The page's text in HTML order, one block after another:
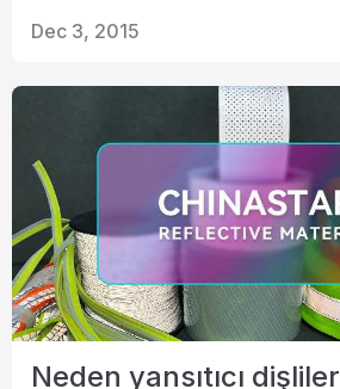
Dec 3, 2015
Neden yansıtıcı dişliler